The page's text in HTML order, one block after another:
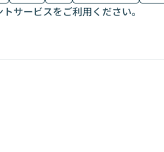
サービスをご利用ください。